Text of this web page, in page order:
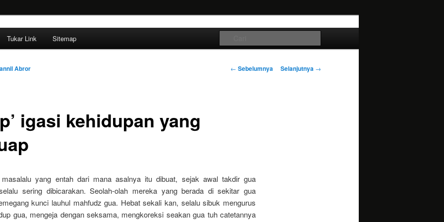
Tukar Link Sitemap
Navigasi
← Sebelumnya Selanjutnya →
igasi kehidupan yang
Abror
yang entah dari mana asalnya itu dibuat, sejak awal takdir gua
sering dibicarakan. Seolah-olah mereka yang berada di sekitar gua
kunci lauhul mahfudz gua. Hebat sekali kan, selalu sibuk mengurus
gua, mengeja dengan seksama, mengkoreksi seakan gua tuh catetannya